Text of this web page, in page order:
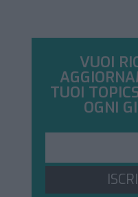
VUOI
TUOI
OGNI